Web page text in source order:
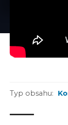
Typ obsahu: